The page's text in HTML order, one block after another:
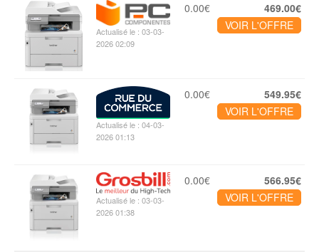
Actualisé le : 03-03-
2026 02:09
0.00€
469.00€
VOIR L'OFFRE
Actualisé le : 04-03-
2026 01:13
0.00€
549.95€
VOIR L'OFFRE
Actualisé le : 03-03-
2026 01:38
0.00€
566.95€
VOIR L'OFFRE